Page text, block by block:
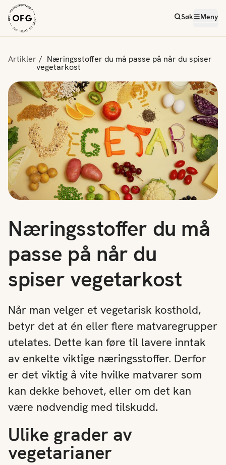
Søk Meny
Artikler Næringsstoffer du må passe på når du spiser
vegetarkost
Næringsstoffer du må
passe på når du
spiser vegetarkost
Når man velger et vegetarisk kosthold,
betyr det at én eller flere matvaregrupper
utelates. Dette kan føre til lavere inntak
av enkelte viktige næringsstoffer. Derfor
er det viktig å vite hvilke matvarer som
kan dekke behovet, eller om det kan
være nødvendig med tilskudd.
Ulike grader av
vegetarianer